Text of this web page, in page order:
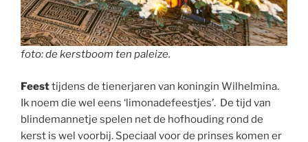
foto: de kerstboom ten paleize.
Feesttijdens de tienerjaren van koningin Wilhelmina.
Ik noem die wel eens ‘limonadefeestjes’. De tijd van
blindemannetje spelen net de hofhouding rond de
kerst is wel voorbij. Speciaal voor de prinses komen er